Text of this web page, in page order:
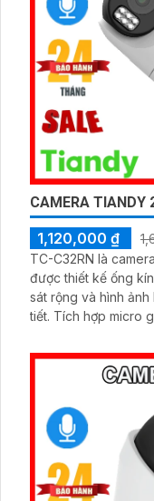
CAMERA TIANDY
1,120,000 ₫
TC-C32RN là
được thiết kế ống
sát rộng và hình
tiết. Tích hợp micro ghi âm và hồng ngoại thông minh với
lẫn đêm.